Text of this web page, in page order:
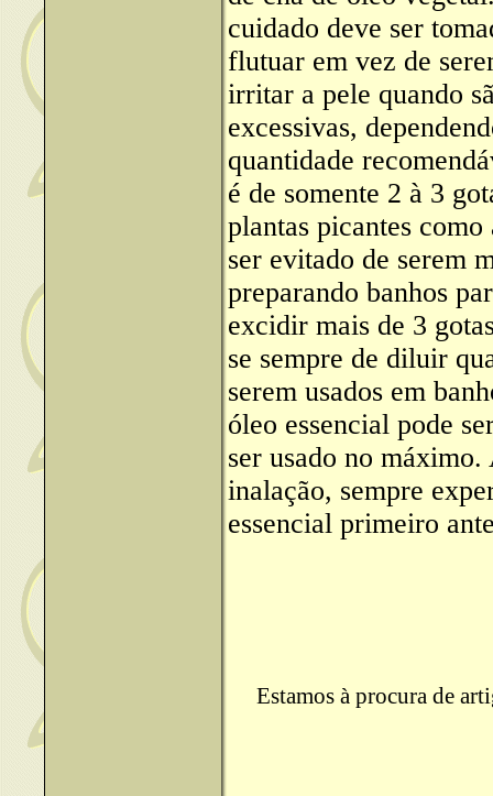
cuidado deve ser
flutuar em vez de
irritar a pele quando
excessivas,
quantidade
é de somente 2 à 3
plantas picantes
ser evitado de serem
preparando banhos
excidir mais de 3
se sempre de diluir
serem usados em
óleo essencial pode
ser usado no
inalação, sempre
essencial primeiro
Estamos à procura de